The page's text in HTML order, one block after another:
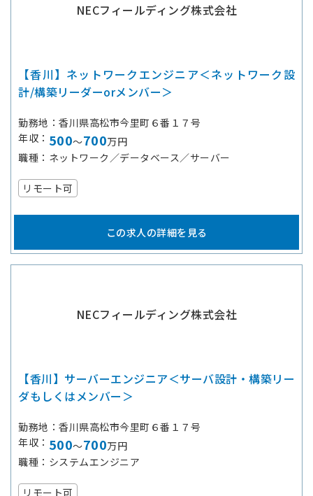
NECフィールディング株式会社
【香川】ネットワークエンジニア＜ネットワーク設
計/構築リーダーorメンバー＞
勤務地
香川県高松市今里町６番１７号
年収
500～700万円
職種
ネットワーク／データベース／サーバー
リモート可
この求人の詳細を見る
NECフィールディング株式会社
【香川】サーバーエンジニア＜サーバ設計・構築リー
ダもしくはメンバー＞
勤務地
香川県高松市今里町６番１７号
年収
500～700万円
職種
システムエンジニア
リモート可